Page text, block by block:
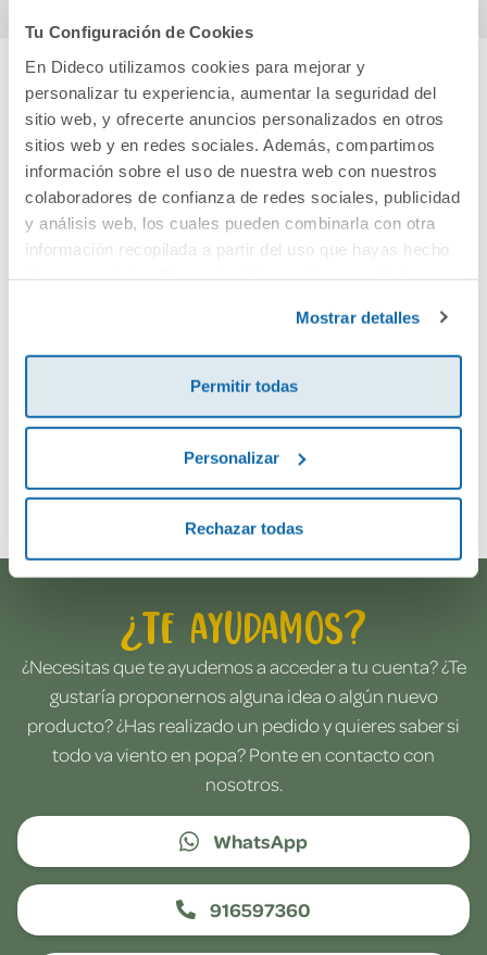
Tu Configuración de Cookies
En Dideco utilizamos cookies para mejorar y
personalizar tu experiencia, aumentar la seguridad del
sitio web, y ofrecerte anuncios personalizados en otros
sitios web y en redes sociales. Además, compartimos
información sobre el uso de nuestra web con nuestros
colaboradores de confianza de redes sociales, publicidad
y análisis web, los cuales pueden combinarla con otra
información recopilada a partir del uso que hayas hecho
Mostrar detalles
Permitir todas
Personalizar
Rechazar todas
Cuéntanos tu opinión
¡Sé el primero en valorar este producto!
Debes iniciar sesión para poder valorarlo
¿Te ayudamos?
¿Necesitas que te ayudemos a acceder a tu cuenta? ¿Te
gustaría proponernos alguna idea o algún nuevo
producto? ¿Has realizado un pedido y quieres saber si
todo va viento en popa? Ponte en contacto con
nosotros.
WhatsApp
916597360